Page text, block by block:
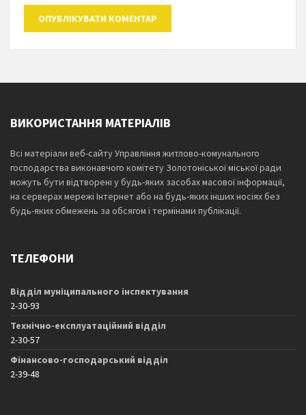
ВИКОРИСТАННЯ МАТЕРІАЛІВ
Всі матеріали веб-сайту Управління житлово-комунального
господарства виконавчого комітету Золотоніської міської ради
можуть бути відтворені у будь-яких засобах масової інформації,
на серверах мережі Інтернет або на будь-яких інших носіях без
будь-яких обмежень за обсягом і термінами публікації.
ТЕЛЕФОНИ
Відділ муніципального інспектування
2-30-93
Технічно-експлуатаційний відділ
2-30-57
Фінансово-господарський відділ
2-39-48